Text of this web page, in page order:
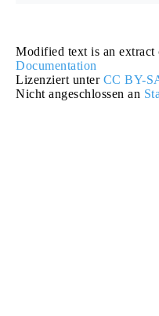
Modified text is an extract
Documentation
Lizenziert unter CC BY-
Nicht angeschlossen an